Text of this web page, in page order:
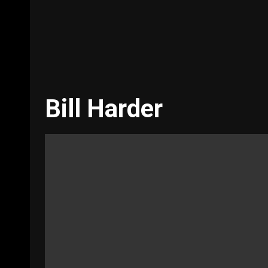
Bill Harder